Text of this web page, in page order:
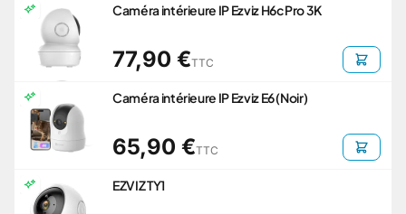
Caméra intérieure IP Ezviz H6c Pro 3K
77,90 €TTC
Caméra intérieure IP Ezviz E6 (Noir)
65,90 €TTC
EZVIZ TY1